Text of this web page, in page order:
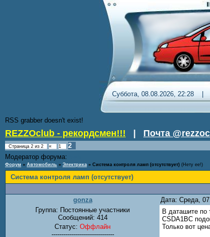
Суббота, 08.08.2026,
RSS grabber doesn't exist!
REZZOclub - рекордсмен!!! Почта
Страница 2 из 2 « 1
2
Модератор форума:
Форум » Автомобиль » Электрика » Система контроля ламп (отсутствует) (Нету ее!)
Система контроля ламп (отсутствует)
gonza Дата: Среда,
Группа: Постоянные участники
Сообщений: 414
Статус: Оффлайн
-------------------------------
В даташите по
CSDA1BC
Только вот